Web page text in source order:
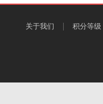
关于我们 积分等级